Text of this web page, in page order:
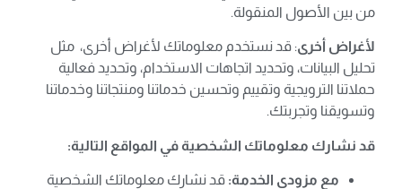
من بين الأصول المنقولة.
لأغراض أخرى: قد نستخدم معلوماتك لأغراض أخرى، مثل
تحليل البيانات، وتحديد اتجاهات الاستخدام، وتحديد فعالية
حملاتنا الترويجية وتقييم وتحسين خدماتنا ومنتجاتنا وخدماتنا
وتسويقنا وتجربتك.
قد نشارك معلوماتك الشخصية في المواقع التالية:
مع مزودي الخدمة: قد نشارك معلوماتك الشخصية